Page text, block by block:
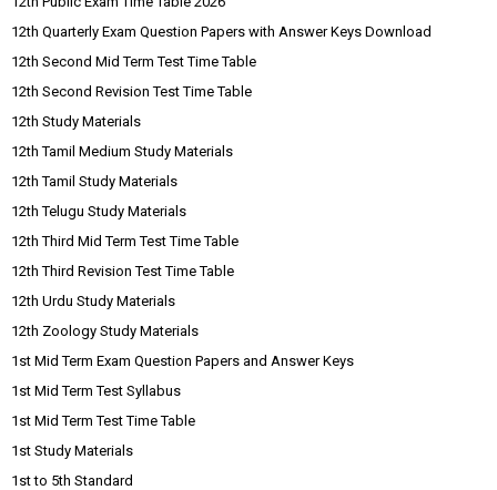
12th Quarterly Exam Question Papers with Answer Keys Download
12th Second Mid Term Test Time Table
12th Second Revision Test Time Table
12th Study Materials
12th Tamil Medium Study Materials
12th Tamil Study Materials
12th Telugu Study Materials
12th Third Mid Term Test Time Table
12th Third Revision Test Time Table
12th Urdu Study Materials
12th Zoology Study Materials
1st Mid Term Exam Question Papers and Answer Keys
1st Mid Term Test Syllabus
1st Mid Term Test Time Table
1st Study Materials
1st to 5th Standard